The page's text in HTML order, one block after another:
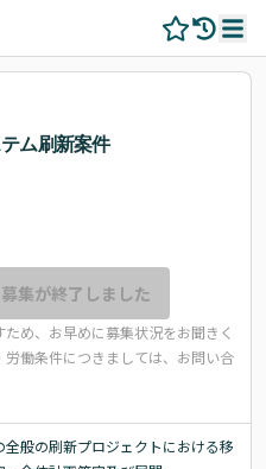
ム刷新案件
募集が終了しました
め、お早めに募集状況をお聞きく
働条件につきましては、お問い合
全般の刷新プロジェクトにおける移